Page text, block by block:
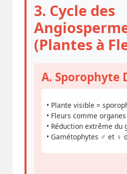
3. Cycle des
(Plantes à
A. Sporophyte
• Plante visible =
• Fleurs comme
• Réduction extrême du
• Gamétophytes ♂ et ♀